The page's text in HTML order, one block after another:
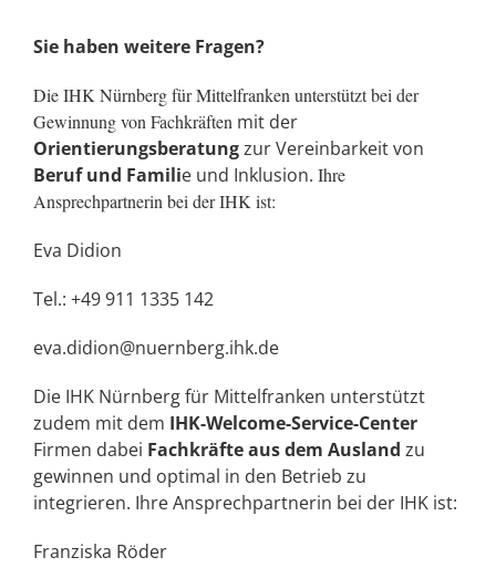
Sie haben weitere Fragen?
Die IHK Nürnberg für Mittelfranken unterstützt bei der
Gewinnung von Fachkräften mit der
Orientierungsberatungzur Vereinbarkeit von
Beruf und Familie und Inklusion. Ihre
Ansprechpartnerin bei der IHK ist:
Eva Didion
Tel.: +49 911 1335 142
eva.didion@nuernberg.ihk.de
Die IHK Nürnberg für Mittelfranken unterstützt
zudem mit dem IHK-Welcome-Service-Center
Firmen dabei Fachkräfte aus dem Ausland zu
gewinnen und optimal in den Betrieb zu
integrieren. Ihre Ansprechpartnerin bei der IHK ist:
Franziska Röder